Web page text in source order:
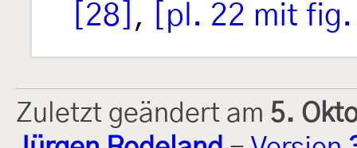
[28] , [pl. 22 mit
Zuletzt geändert am 5.